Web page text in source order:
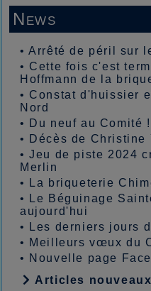
News
•Arrêté de péril sur
• Cette fois c'est
Hoffmann de la
• Constat d'huissier
Nord
•
Du neuf au Comité !
•
Décès de Christine
•Jeu de piste 2024
Merlin
•
La briqueterie
•
Le Béguinage
aujourd'hui
•
Les derniers jours
• Meilleurs vœux du
• Nouvelle page
Articles nouveaux